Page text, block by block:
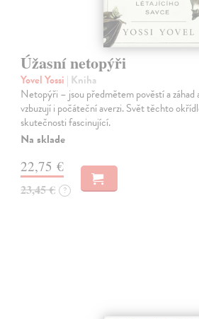
Úžasní netopýři
Yovel Yossi | Kniha
Netopýři – jsou předmětem pověstí a záhad
vzbuzují i počáteční averzi. Svět těchto
skutečnosti fascinující.
Na sklade
22,75 €
23,45 € ?